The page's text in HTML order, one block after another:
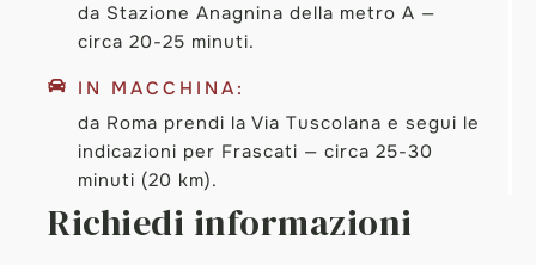
da Stazione Anagnina della metro A —
circa 20-25 minuti.
IN MACCHINA:
da Roma prendi la Via Tuscolana e segui le
indicazioni per Frascati — circa 25-30
minuti (20 km).
Richiedi informazioni